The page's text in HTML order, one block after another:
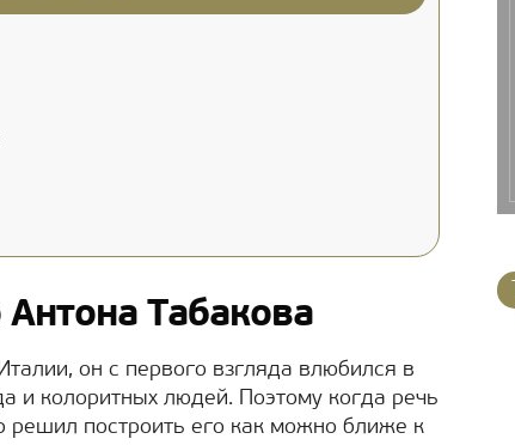
Табакова
он с первого взгляда влюбился в
и колоритных людей. Поэтому когда речь
решил построить его как можно ближе к